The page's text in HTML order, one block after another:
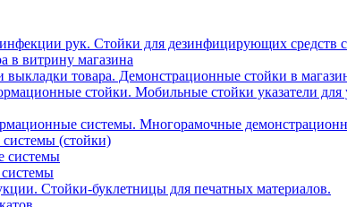
рук. Стойки для дезинфицирующих средств
в витрину магазина
выкладки товара. Демонстрационные стойки в
стойки. Мобильные стойки указатели для
системы. Многорамочные
(стойки)
системы
Стойки-буклетницы для печатных материалов.